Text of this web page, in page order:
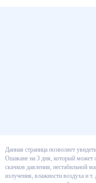
Данная страница позволяет
погоды в Ошакане на 3 дня,
людей, зависимых от скачков
обстановки, сильного